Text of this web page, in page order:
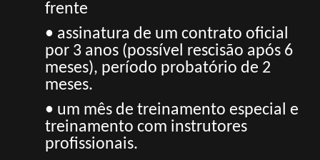
frente
• assinatura de um contrato oficial
por 3 anos (possível rescisão após 6
meses), período probatório de 2
meses.
• um mês de treinamento especial e
treinamento com instrutores
profissionais.